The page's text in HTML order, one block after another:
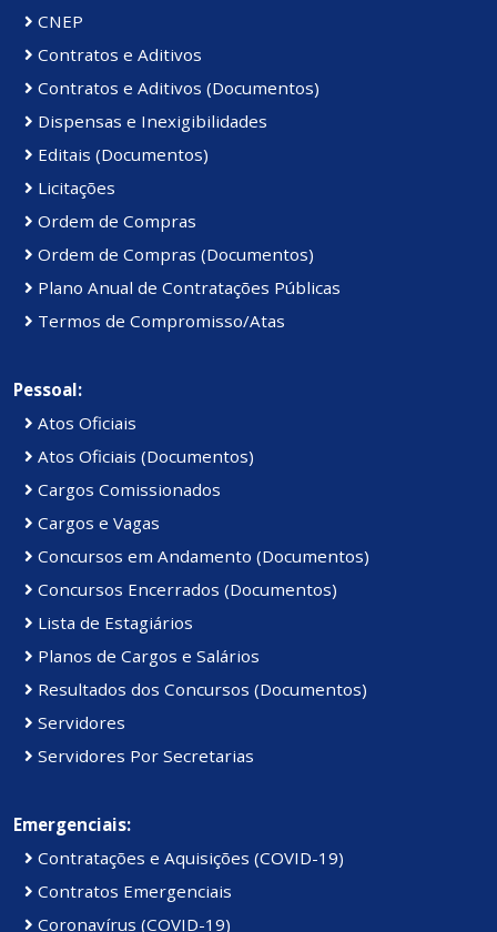
CNEP
Contratos e Aditivos
Contratos e Aditivos (Documentos)
Dispensas e Inexigibilidades
Editais (Documentos)
Licitações
Ordem de Compras
Ordem de Compras (Documentos)
Plano Anual de Contratações Públicas
Termos de Compromisso/Atas
Pessoal:
Atos Oficiais
Atos Oficiais (Documentos)
Cargos Comissionados
Cargos e Vagas
Concursos em Andamento (Documentos)
Concursos Encerrados (Documentos)
Lista de Estagiários
Planos de Cargos e Salários
Resultados dos Concursos (Documentos)
Servidores
Servidores Por Secretarias
Emergenciais:
Contratações e Aquisições (COVID-19)
Contratos Emergenciais
Coronavírus (COVID-19)